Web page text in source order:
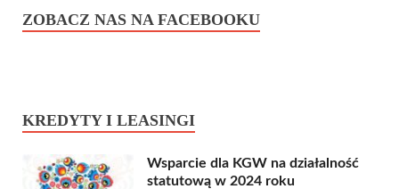
ZOBACZ NAS NA FACEBOOKU
KREDYTY I LEASINGI
Wsparcie dla KGW na działalność
statutową w 2024 roku